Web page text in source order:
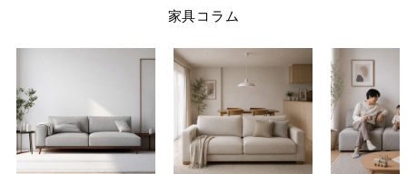
家具コラム